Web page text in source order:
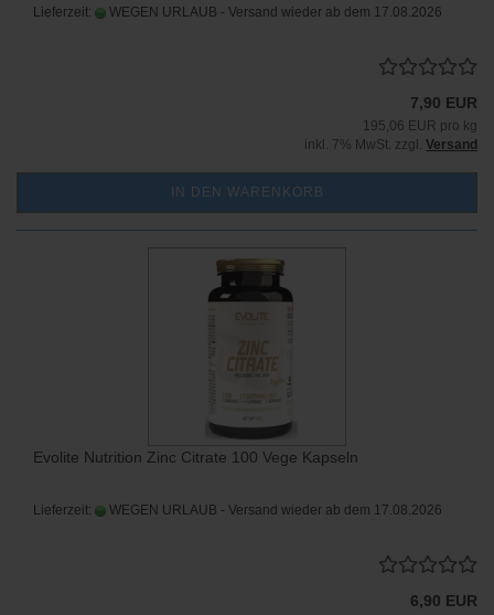
Lieferzeit: WEGEN URLAUB - Versand wieder ab dem 17.08.2026
7,90 EUR
195,06 EUR pro kg
inkl. 7% MwSt. zzgl. Versand
IN DEN WARENKORB
Evolite Nutrition Zinc Citrate 100 Vege Kapseln
Lieferzeit: WEGEN URLAUB - Versand wieder ab dem 17.08.2026
6,90 EUR